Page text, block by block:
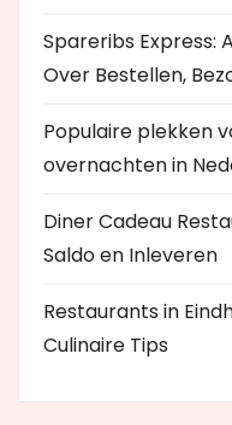
Spareribs Express:
Over Bestellen,
Populaire plekken
overnachten in
Diner Cadeau
Saldo en Inleveren
Restaurants in
Culinaire Tips